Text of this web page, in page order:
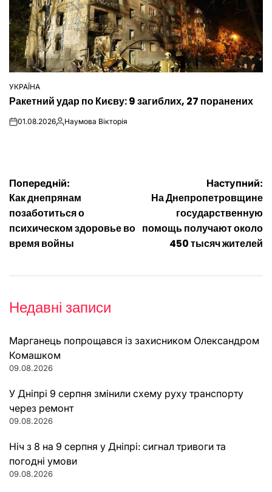
ОПУБЛІКУВАТИ
У
УКРАЇНА
Ракетний удар по Києву: 9 загиблих, 27 поранених
on01.08.2026Опубліковано
Наумова Вікторія
Навігація
записів
Попередній:
Как днепрянам
позаботиться о
психическом здоровье во
время войны
Наступний:
На Днепропетровщине
государственную
помощь получают около
450 тысяч жителей
Недавні записи
Марганець попрощався із захисником Олександром
Комашком
09.08.2026
У Дніпрі 9 серпня змінили схему руху транспорту
через ремонт
09.08.2026
Ніч з 8 на 9 серпня у Дніпрі: сигнал тривоги та
погодні умови
09.08.2026